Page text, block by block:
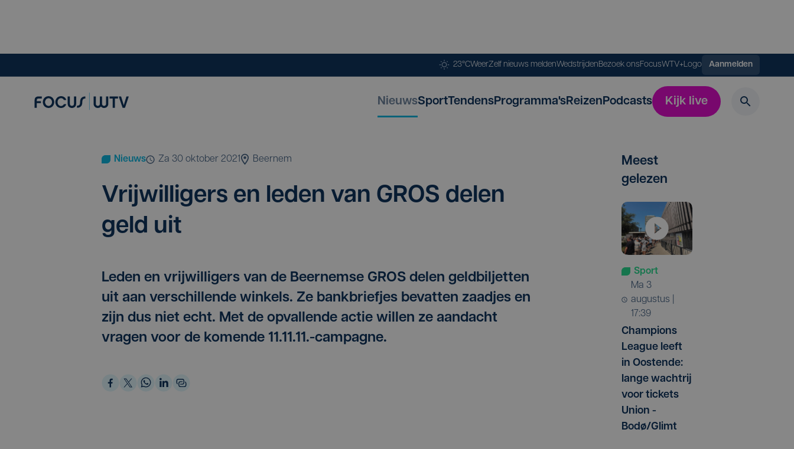
23°CWeerZelf nieuws meldenWedstrijdenBezoek onsFocusWTV+Logo Aanmelden
NieuwsSportTendensProgramma'sReizenPodcasts Kijk live
Nieuws za 30 oktober 2021 Beernem
Vrij­wil­li­gers en leden van GROS delen
geld uit
Leden en vrijwilligers van de Beernemse GROS delen geldbiljetten
uit aan verschillende winkels. Ze bankbriefjes bevatten zaadjes en
zijn dus niet echt. Met de opvallende actie willen ze aandacht
vragen voor de komende 11.11.11.-campagne.
Meest
gelezen
Sport
ma 3
augustus |
17:39
Champions
League leeft
in Oostende:
lange wachtrij
voor tickets
Union -
Bodø/Glimt